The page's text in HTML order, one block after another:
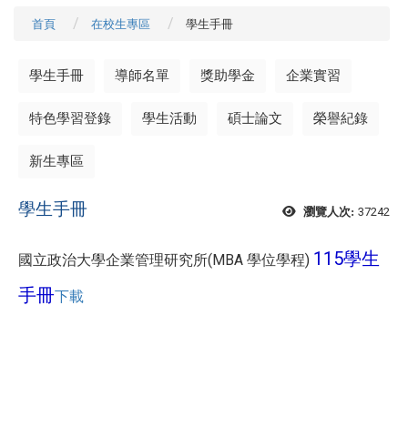
首頁 在校生專區 學生手冊
學生手冊 導師名單 獎助學金 企業實習
特色學習登錄 學生活動 碩士論文 榮譽紀錄
新生專區
瀏覽人次: 37242
學生手冊
國立政治大學企業管理研究所(MBA 學位學程) 115學生
手冊下載